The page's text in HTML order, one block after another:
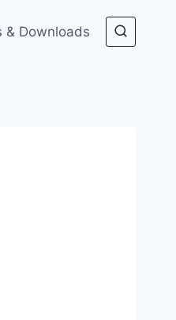
& Downloads